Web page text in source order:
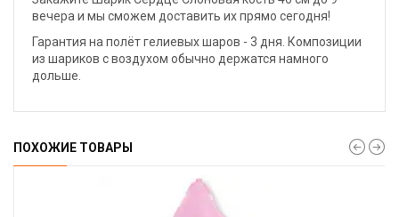
вечера и мы сможем доставить их прямо сегодня!
Гарантия на полёт гелиевых шаров - 3 дня. Композиции
из шариков с воздухом обычно держатся намного
дольше.
ПОХОЖИЕ ТОВАРЫ